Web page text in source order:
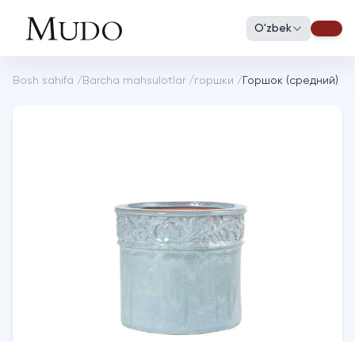
O'zbek
Bosh sahifa / Barcha mahsulotlar /горшки / Горшок (средний)